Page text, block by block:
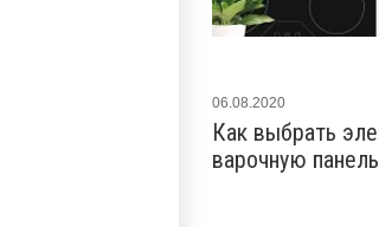
Как выбрать
варочную
06.08.2020